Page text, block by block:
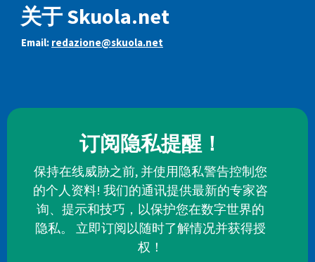
关于 Skuola.net
Email: redazione@skuola.net
订阅隐私提醒！
保持在线威胁之前, 并使用隐私警告控制您
的个人资料! 我们的通讯提供最新的专家咨
询、提示和技巧，以保护您在数字世界的
隐私。 立即订阅以随时了解情况并获得授
权！